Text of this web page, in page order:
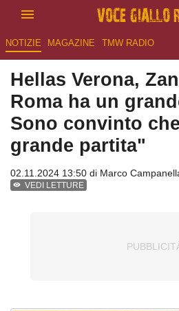
NOTIZIE MAGAZINE TMW RADIO
Hellas Verona,
Roma ha un
Sono convinto
grande partita"
02.11.2024 13:50 di Marco
VEDI LETTURE